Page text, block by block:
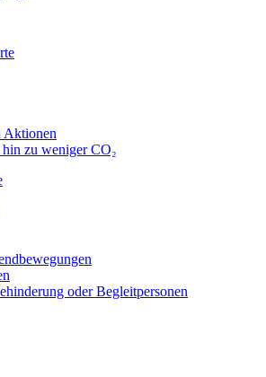
Aktionen
zu weniger CO₂
oder Begleitpersonen